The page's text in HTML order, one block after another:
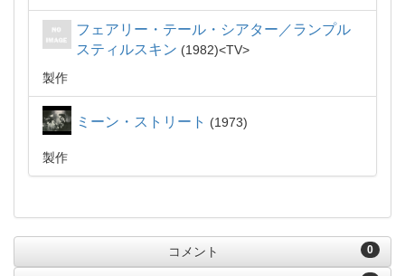
フェアリー・テール・シアター／ランプル
スティルスキン
1982
TV
製作
ミーン・ストリート 1973
製作
0
コメント